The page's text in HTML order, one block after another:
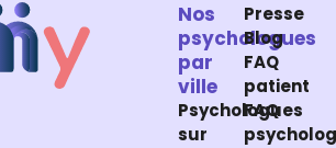
Nos
psychologues
par
ville
Psychologues
sur
Presse
Blog
FAQ
patient
FAQ